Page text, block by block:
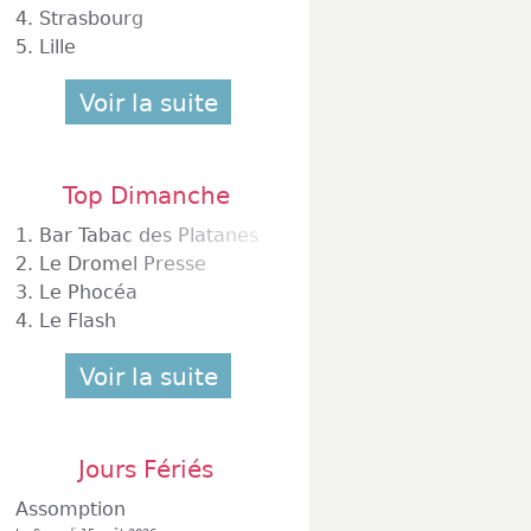
4. Strasbourg
5. Lille
Voir la suite
Top Dimanche
1. Bar Tabac des Platanes
2. Le Dromel Presse
3. Le Phocéa
4. Le Flash
Voir la suite
Jours Fériés
Assomption